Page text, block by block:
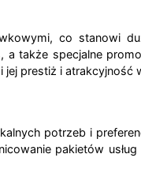
co stanowi
także specjalne
prestiż i atrakcyjność
potrzeb i
pakietów